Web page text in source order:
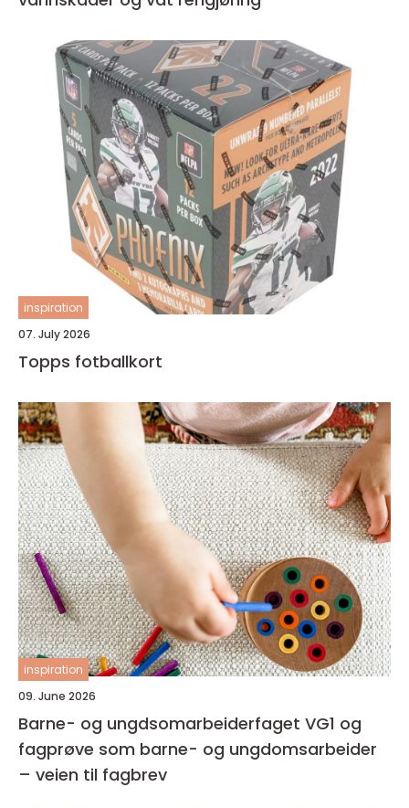
inspiration
07. July 2026
Topps fotballkort
inspiration
09. June 2026
Barne- og ungdsomarbeiderfaget VG1 og
fagprøve som barne- og ungdomsarbeider
– veien til fagbrev